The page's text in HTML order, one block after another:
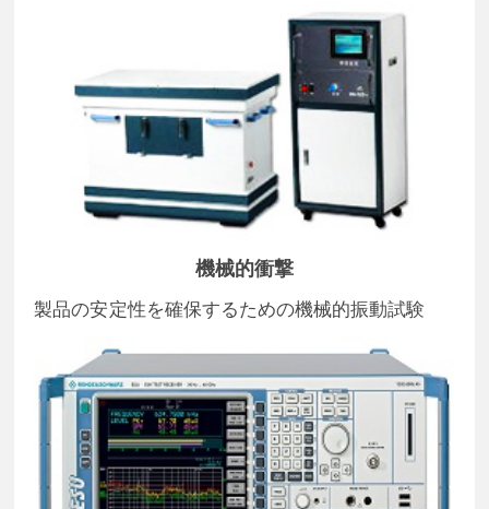
機械的衝撃
製品の安定性を確保するための機械的振動試験